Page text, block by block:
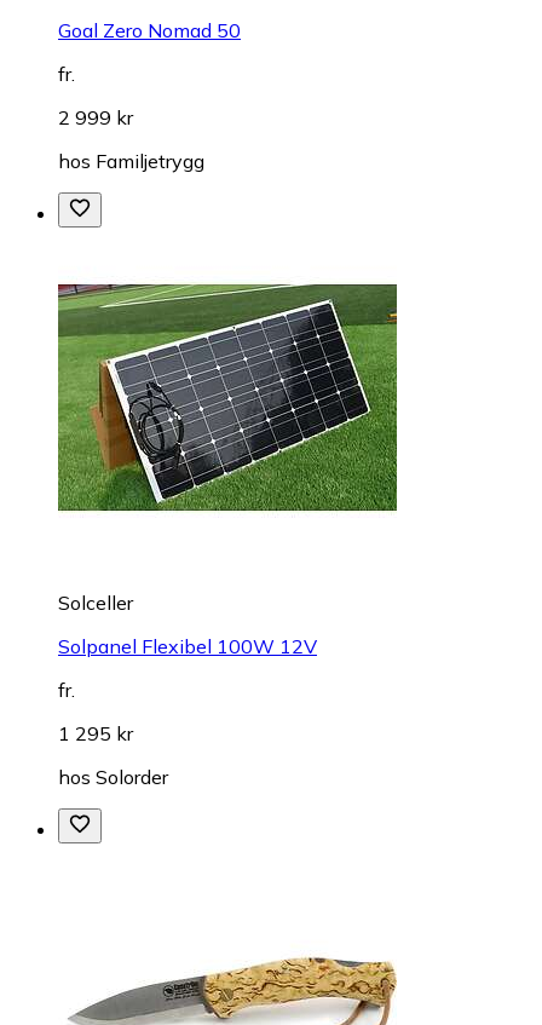
Goal Zero Nomad 50
fr.
2 999 kr
hos Familjetrygg
Solceller
Solpanel Flexibel 100W 12V
fr.
1 295 kr
hos Solorder